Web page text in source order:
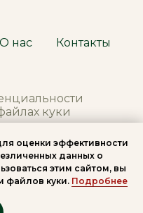
оценки эффективности
данных о
этим сайтом, вы
файлов куки. Подробнее
О нас Контакты
куки
аров в интернет
Instagram) —
её